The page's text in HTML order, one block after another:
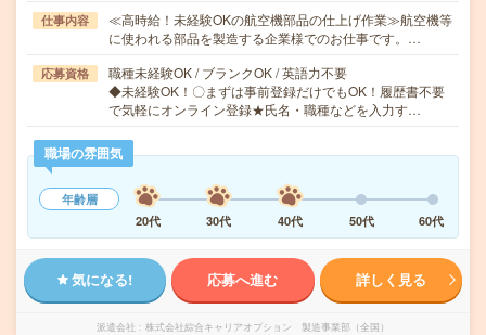
仕事内容
≪高時給！未経験OKの航空機部品の仕上げ作業≫航空機等
に使われる部品を製造する企業様でのお仕事です。…
応募資格
職種未経験OK / ブランクOK / 英語力不要
◆未経験OK！〇まずは事前登録だけでもOK！履歴書不要
で気軽にオンライン登録★氏名・職種などを入力す…
職場の雰囲気
年齢層
20代
30代 40代 50代 60代
気になる! 応募へ進む 詳しく見る
派遣会社 株式会社綜合キャリアオプション 製造事業部（全国）